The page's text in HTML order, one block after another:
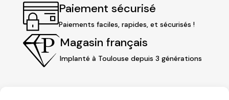
Paiement sécurisé
Paiements faciles, rapides, et sécurisés !
Magasin français
Implanté à Toulouse depuis 3 générations